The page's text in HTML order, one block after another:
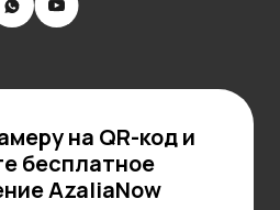
на QR-код и
бесплатное
AzaliaNow